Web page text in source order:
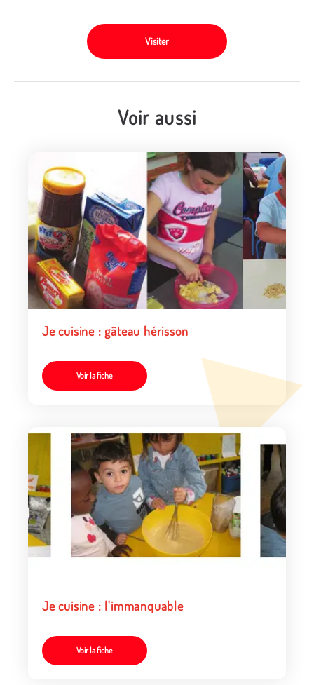
Visiter
Voir aussi
Je cuisine : gâteau hérisson
Voir la fiche
Je cuisine : l'immanquable
Voir la fiche